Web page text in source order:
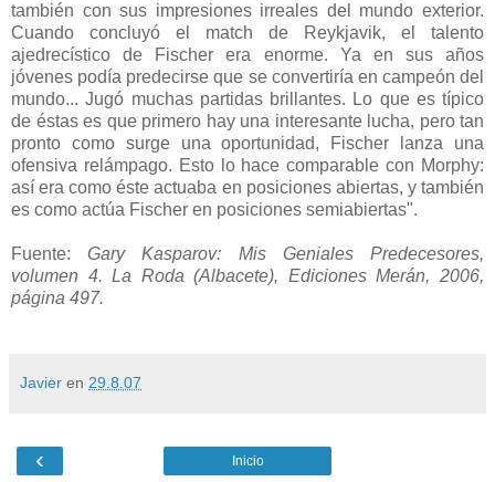
también con sus impresiones irreales del mundo exterior.
Cuando concluyó el match de Reykjavik, el talento
ajedrecístico de Fischer era enorme. Ya en sus años
jóvenes podía predecirse que se convertiría en campeón del
mundo... Jugó muchas partidas brillantes. Lo que es típico
de éstas es que primero hay una interesante lucha, pero tan
pronto como surge una oportunidad, Fischer lanza una
ofensiva relámpago. Esto lo hace comparable con Morphy:
así era como éste actuaba en posiciones abiertas, y también
es como actúa Fischer en posiciones semiabiertas".
Fuente:Gary Kasparov: Mis Geniales Predecesores,
volumen 4. La Roda (Albacete), Ediciones Merán, 2006,
página 497.
Javier en 29.8.07
‹ Inicio